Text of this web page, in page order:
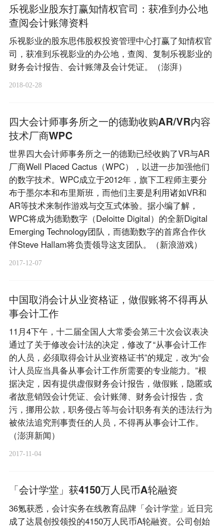
乐视影业股东打赢知情权官司：获准到办公地
查阅会计账簿资料
乐视影业的股东思伟股权投资管理中心打赢了知情权官
司，获准到乐视影业的办公地，查阅、复制乐视影业的
财务会计报告、会计账簿及会计凭证。（澎湃）
2018-02-28
四大会计师事务所之一的德勤收购AR/VR内容
技术厂商WPC
世界四大会计师事务所之一的德勤已经收购了VR与AR
厂商Well Placed Cactus（WPC），以进一步加强他们
的数字技术。WPC成立于2012年，旗下工程师主要分
布于墨尔本和布里斯班，而他们主要是利用诸如VR和
AR等技术来制作游戏与交互式体验。据小编了解，
WPC将成为德勤数字（Deloitte Digital）的全新Digital
Emerging Technology团队，而德勤数字的首席合作伙
伴Steve Hallam将负责领导这支团队。（新浪游戏）
2017-12-07
中国取消会计从业资格证，做假账将不得再从
事会计工作
11月4下午，十二届全国人大常委会第三十次会议表决
通过了关于修改会计法的决定，修改了“从事会计工作
的人员，必须取得会计从业资格证书”的规定，改为“会
计人员应当具备从事会计工作所需要的专业能力。”根
据决定，因有提供虚假财务会计报告，做假账，隐匿或
者故意销毁会计凭证、会计账簿、财务会计报告，贪
污，挪用公款，职务侵占等与会计职务有关的违法行为
被依法追究刑事责任的人员，不得再从事会计工作。
（澎湃新闻）
2017-11-04
「会计学堂」获4150万人民币A轮融资
36氪获悉，会计实务在线教育品牌「会计学堂」近日完
成了达晨创投领投的4150万人民币A轮融资。公司创始